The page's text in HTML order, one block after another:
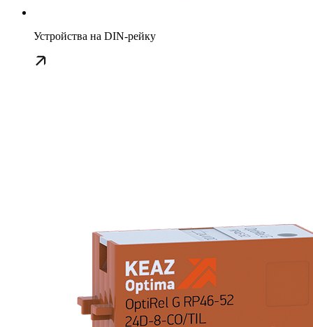
Устройства на DIN-рейку